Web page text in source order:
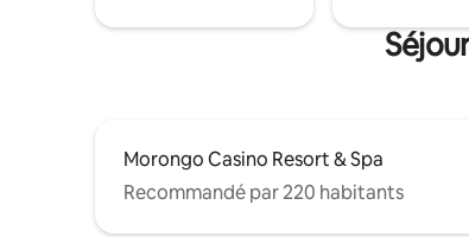
Morongo Casino Resort & Spa
Recommandé par 220 habitants